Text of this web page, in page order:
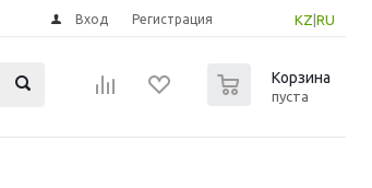
KZ RU
Вход Регистрация
Корзина
пуста